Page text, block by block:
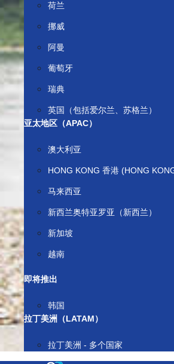
荷兰
挪威
阿曼
葡萄牙
瑞典
英国（包括爱尔兰、苏格兰）
亚太地区（APAC）
澳大利亚
HONG KONG 香港 (HONG
马来西亚
新西兰奥特亚罗亚（新西兰）
新加坡
越南
即将推出
韩国
拉丁美洲（LATAM）
拉丁美洲 - 多个国家